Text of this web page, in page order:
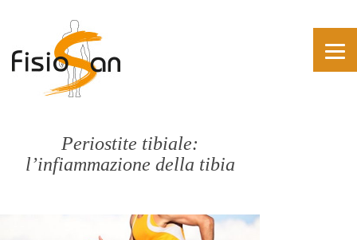
Periostite tibiale:
l’infiammazione della tibia